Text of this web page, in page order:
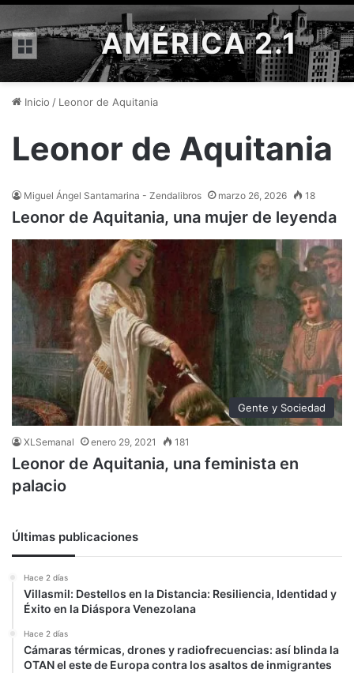
Menú AMÉRICA 2.1
Inicio / Leonor de Aquitania
Leonor de Aquitania
Miguel Ángel Santamarina - Zendalibros marzo 26, 2026 18
Leonor de Aquitania, una mujer de leyenda
Gente y Sociedad
XLSemanal enero 29, 2021 181
Leonor de Aquitania, una feminista en
palacio
Últimas publicaciones
Hace 2 días
Villasmil: Destellos en la Distancia: Resiliencia, Identidad y
Éxito en la Diáspora Venezolana
Hace 2 días
Cámaras térmicas, drones y radiofrecuencias: así blinda la
OTAN el este de Europa contra los asaltos de inmigrantes